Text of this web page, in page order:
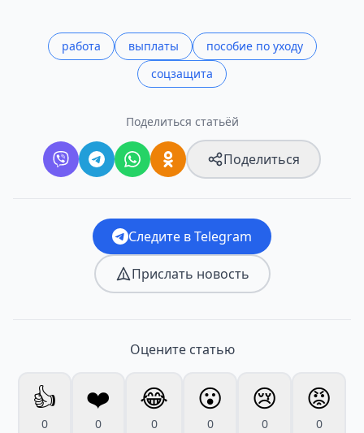
работа выплаты
пособие по уходу
соцзащита
Поделиться статьёй
Поделиться
Следите в Telegram
Прислать новость
Оцените статью
👍
0
❤️
0
😂
0
😮
0
😢
0
😡
0